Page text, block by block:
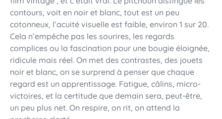
contours, voit en noir et blanc, tout est un peu
cotonneux, l’acuité visuelle est faible, environ 1 sur 20.
Cela n’empêche pas les sourires, les regards
complices ou la fascination pour une bougie éloignée,
ridicule mais réel. On met des contrastes, des jouets
noir et blanc, on se surprend à penser que chaque
regard est un apprentissage. Fatigue, câlins, micro-
victoires, et la certitude que demain sera, peut-être,
un peu plus net. On respire, on rit, on attend la